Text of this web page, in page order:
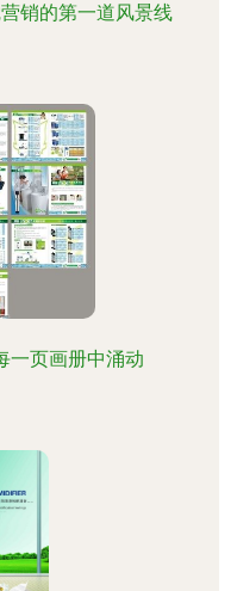
销的第一道风景线
一页画册中涌动